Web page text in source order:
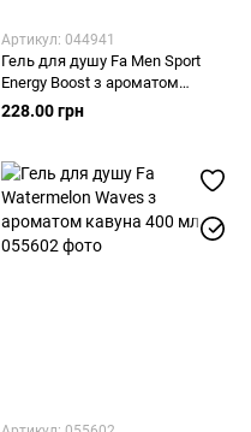
Артикул: 044941
Гель для душу Fa Men Sport
Energy Boost з ароматом
гуарани і женшеню 750 мл
228.00 грн